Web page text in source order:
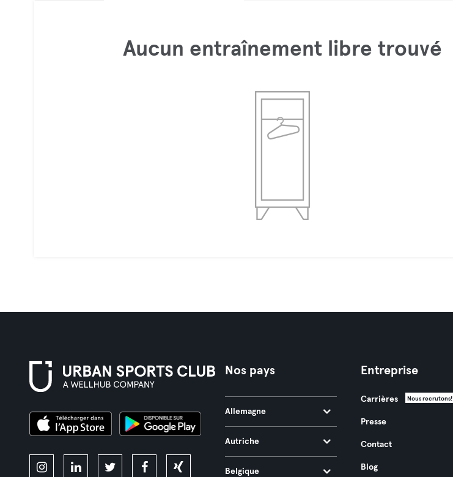
Aucun entraînement libre trouvé
Nos pays
Allemagne
Autriche
Belgique
Entreprise
Carrières Nous recrutons!
Presse
Contact
Blog